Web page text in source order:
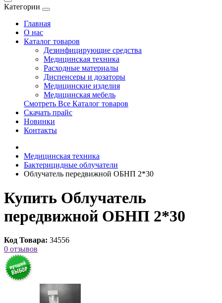
Категории
Главная
О нас
Каталог товаров
Дезинфицирующие средства
Медицинская техника
Расходные материалы
Диспенсеры и дозаторы
Медицинские изделия
Медицинская мебель
Смотреть Все Каталог товаров
Скачать прайс
Новинки
Контакты
Медицинская техника
Бактерицидные облучатели
Облучатель передвижной ОБНП 2*30
Купить Облучатель
передвижной ОБНП 2*30
Код Товара: 34556
0 отзывов